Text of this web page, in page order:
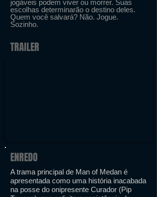
jogáveis podem viver ou morrer. Suas
escolhas determinarão o destino deles.
Quem você salvará? Não. Jogue.
Sozinho.
TRAILER
ENREDO
A trama principal de Man of Medan é
apresentada como uma história inacabada
na posse do onipresente Curador (Pip